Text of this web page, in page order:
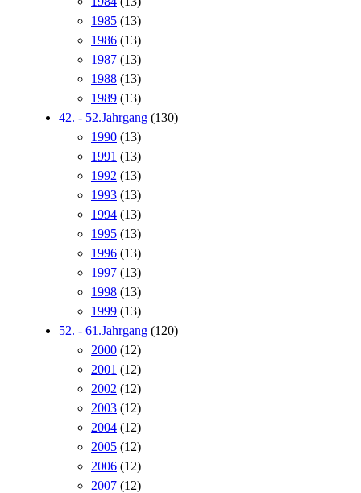
1985 (13)
1986 (13)
1987 (13)
1988 (13)
1989 (13)
42. - 52.Jahrgang (130)
1990 (13)
1991 (13)
1992 (13)
1993 (13)
1994 (13)
1995 (13)
1996 (13)
1997 (13)
1998 (13)
1999 (13)
52. - 61.Jahrgang (120)
2000 (12)
2001 (12)
2002 (12)
2003 (12)
2004 (12)
2005 (12)
2006 (12)
2007 (12)